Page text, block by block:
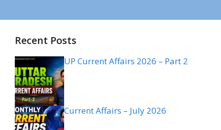
Recent Posts
UP Current Affairs 2026 – Part 2
Current Affairs – July 2026